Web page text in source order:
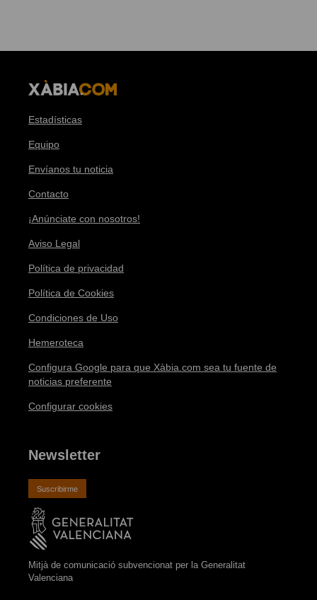
Estadísticas
Equipo
Envíanos tu noticia
Contacto
¡Anúnciate con nosotros!
Aviso Legal
Política de privacidad
Política de Cookies
Condiciones de Uso
Hemeroteca
Configura Google para que Xàbia.com sea tu fuente de
noticias preferente
Configurar cookies
Newsletter
Suscribirme
Mitjà de comunicació subvencionat per la Generalitat
Valenciana